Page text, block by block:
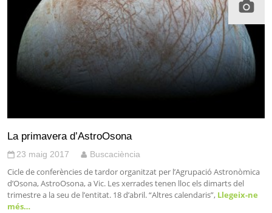
La primavera d’AstroOsona
23 maig 2017 Buscaciència
Cicle de conferències de tardor organitzat per l’Agrupació Astronòmica
d’Osona, AstroOsona, a Vic. Les xerrades tenen lloc els dimarts del
trimestre a la seu de l’entitat. 18 d’abril. “Altres calendaris”, Llegeix-ne
més…